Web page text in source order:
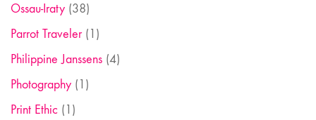
Ossau-Iraty (38)
Parrot Traveler(1)
Philippine Janssens (4)
Photography (1)
Print Ethic (1)